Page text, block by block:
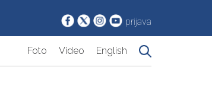
prijava
Foto Video English